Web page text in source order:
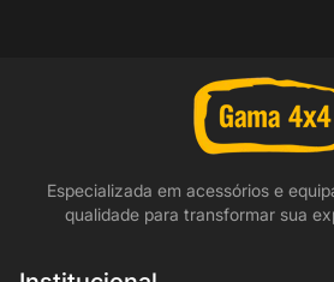
Especializada em acessórios e
qualidade para transformar sua